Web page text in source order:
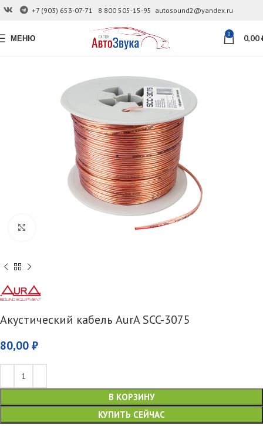
+7 (903) 653-07-71 8 800 505-15-95 autosound2@yandex.ru
МЕНЮ 0 0,00
Акустический кабель AurA SCC-3075
80,00 ₽
В КОРЗИНУ
КУПИТЬ СЕЙЧАС